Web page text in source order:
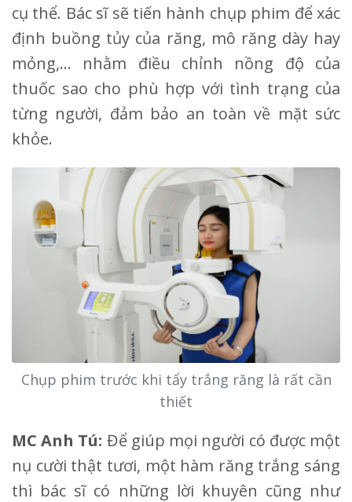
cụ thể. Bác sĩ sẽ tiến hành chụp phim để xác
định buồng tủy của răng, mô răng dày hay
mỏng,... nhằm điều chỉnh nồng độ của
thuốc sao cho phù hợp với tình trạng của
từng người, đảm bảo an toàn về mặt sức
khỏe.
Chụp phim trước khi tẩy trắng răng là rất cần
thiết
MC Anh Tú: Để giúp mọi người có được một
nụ cười thật tươi, một hàm răng trắng sáng
thì bác sĩ có những lời khuyên cũng như